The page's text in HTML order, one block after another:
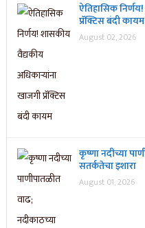
ऐतिहासिक
प्रॅक्टिस बंदी कायम
August 02, 2026
कृष्णा नदीच्या
सतर्कतेचा इशारा
August 01, 2026